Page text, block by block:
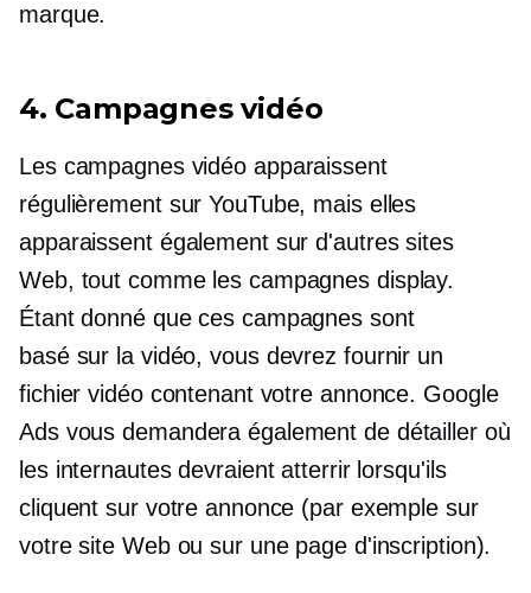
marque.
4. Campagnes vidéo
Les campagnes vidéo apparaissent
régulièrement sur YouTube, mais elles
apparaissent également sur d'autres sites
Web, tout comme les campagnes display.
Étant donné que ces campagnes sont
basé sur la vidéo, vous devrez fournir un
fichier vidéo contenant votre annonce. Google
Ads vous demandera également de détailler où
les internautes devraient atterrir lorsqu'ils
cliquent sur votre annonce (par exemple sur
votre site Web ou sur une page d'inscription).